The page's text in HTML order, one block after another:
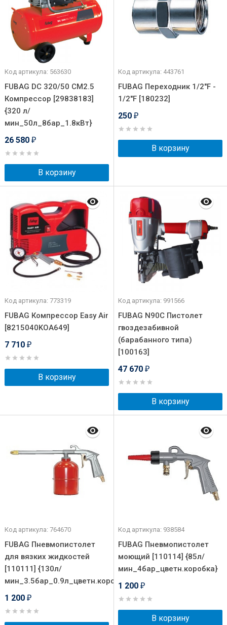
Код артикула: 563630
FUBAG DC 320/50 CM2.5
Компрессор [29838183]
{320 л/
мин_50л_8бар_1.8кВт}
26 580 ₽
В корзину
Код артикула: 443761
FUBAG Переходник 1/2"F -
1/2"F [180232]
250 ₽
В корзину
Код артикула: 773319
FUBAG Компрессор Easy Air
[8215040KOA649]
7 710 ₽
В корзину
Код артикула: 991566
FUBAG N90C Пистолет
гвоздезабивной
(барабанного типа)
[100163]
47 670 ₽
В корзину
Код артикула: 764670
FUBAG Пневмопистолет
для вязких жидкостей
[110111] {130л/
мин_3.5бар_0.9л_цветн.коробка}
1 200 ₽
Код артикула: 938584
FUBAG Пневмопистолет
моющий [110114] {85л/
мин_4бар_цветн.коробка}
1 200 ₽
В корзину